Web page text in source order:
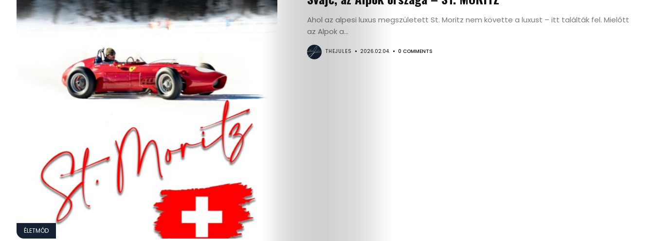
ÉLETMÓD
Ahol az alpesi luxus megszületett St. Moritz nem követte a luxust – itt találták fel. Mielőtt
az Alpok a...
THEJULES 2026.02.04. 0 COMMENTS